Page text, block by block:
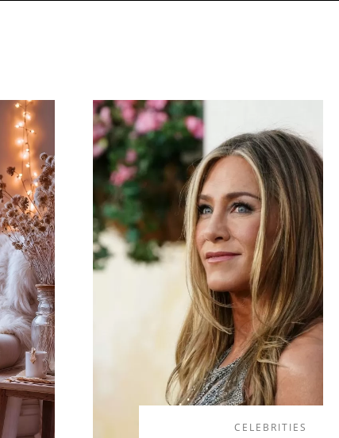
CELEBRITIES